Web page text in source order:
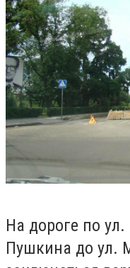
На дороге по ул.
Пушкина до ул.